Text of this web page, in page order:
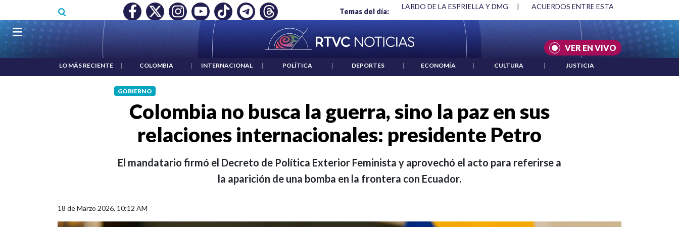
Temas del día:
MÍNIMO NO DESTRUYÓ EMPLEO: JP MORGAN | "HABLAR NO ES UN CRIMEN": CARTA DE BETO CORAL ABELARDO DE LA ESPRIELLA Y DMG | ACUERDOS ENTRE ESTADOS UNIDOS E
VER EN VIVO
Navegación principal
LO MÁS RECIENTE | COLOMBIA | INTERNACIONAL | POLÍTICA | DEPORTES | ECONOMÍA | CULTURA | JUSTICIA
GOBIERNO
Colombia no busca la guerra, sino la paz en sus
relaciones internacionales: presidente Petro
El mandatario firmó el Decreto de Política Exterior Feminista y aprovechó el acto para referirse a
la aparición de una bomba en la frontera con Ecuador.
18 de Marzo 2026, 10:12 AM